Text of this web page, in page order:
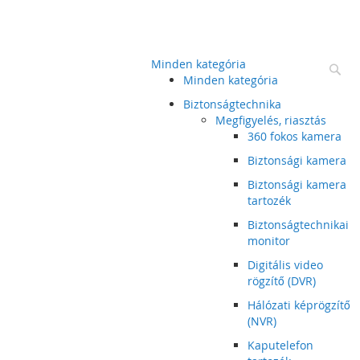
Minden kategória
Minden kategória
Biztonságtechnika
Megfigyelés, riasztás
360 fokos kamera
Biztonsági kamera
Biztonsági kamera
tartozék
Biztonságtechnikai
monitor
Digitális video
rögzítő (DVR)
Hálózati képrögzítő
(NVR)
Kaputelefon